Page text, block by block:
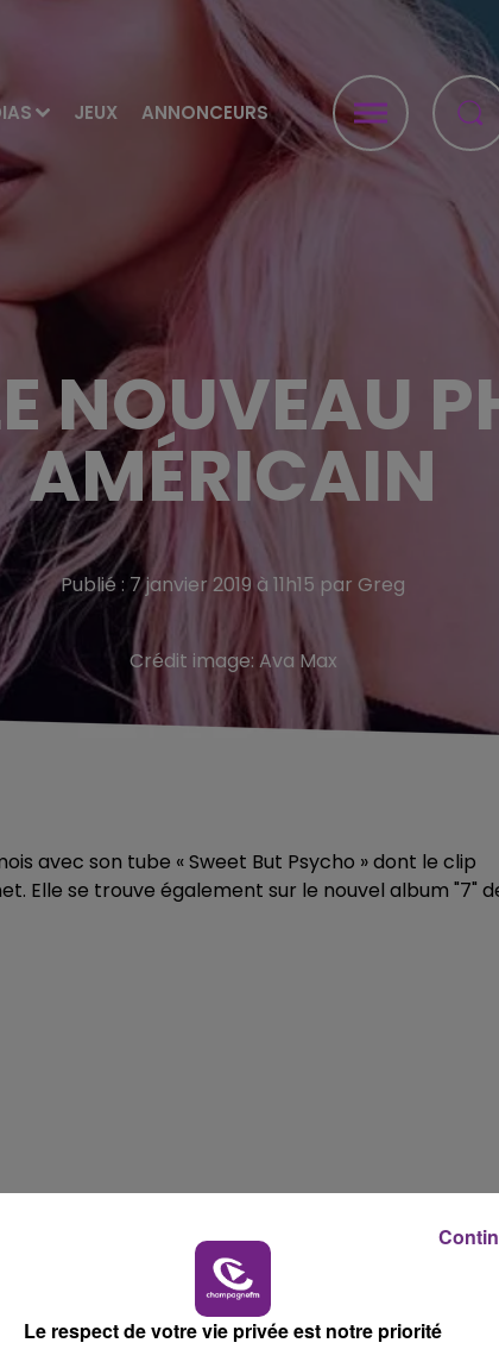
JEUX ANNONCEURS
NOUVEAU
AMÉRICAIN
Publié : 7 janvier 2019 à 11h15 par Greg
Crédit image: Ava Max
avec son tube « Sweet But Psycho » dont le clip
Elle se trouve également sur le nouvel album "7"
Le respect de votre vie privée est notre priorité